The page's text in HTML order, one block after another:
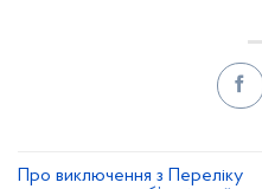
Про виключення з Переліку